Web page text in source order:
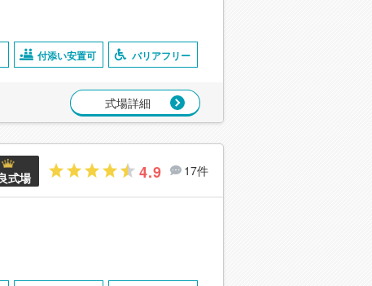
付添い安置可 バリアフリー
式場詳細
式場 4.9 17件